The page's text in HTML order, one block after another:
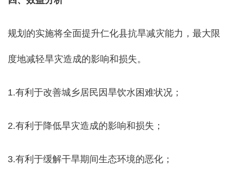
规划的实施将全面提升仁化县抗旱减灾能力，最大限
度地减轻旱灾造成的影响和损失。
1.有利于改善城乡居民因旱饮水困难状况；
2.有利于降低旱灾造成的影响和损失；
3.有利于缓解干旱期间生态环境的恶化；